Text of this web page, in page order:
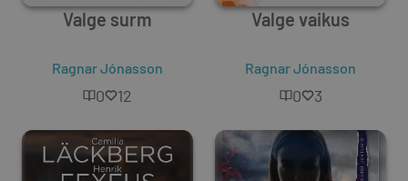
Valge surm
Ragnar Jónasson
0 12
Valge vaikus
Ragnar Jónasson
0 3